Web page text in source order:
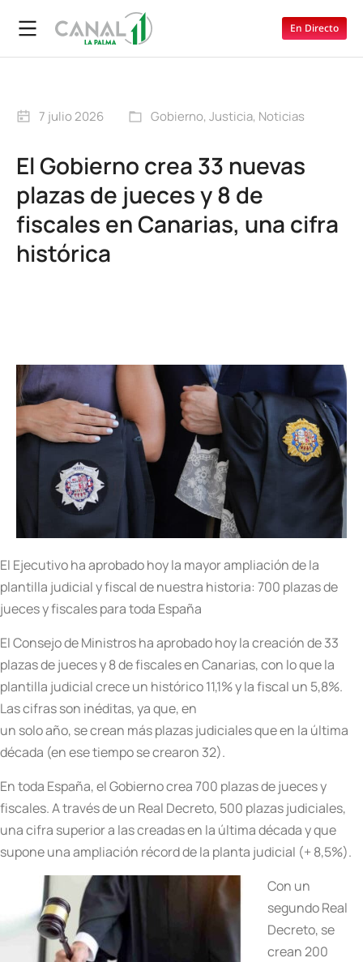
En Directo
7 julio 2026 Gobierno, Justicia, Noticias
El Gobierno crea 33 nuevas
plazas de jueces y 8 de
fiscales en Canarias, una cifra
histórica
El Ejecutivo ha aprobado hoy la mayor ampliación de la
plantilla judicial y fiscal de nuestra historia: 700 plazas de
jueces y fiscales para toda España
El Consejo de Ministros ha aprobado hoy la creación de 33
plazas de jueces y 8 de fiscales en Canarias, con lo que la
plantilla judicial crece un histórico 11,1% y la fiscal un 5,8%.
Las cifras son inéditas, ya que, en
un solo año, se crean más plazas judiciales que en la última
década (en ese tiempo se crearon 32).
En toda España, el Gobierno crea 700 plazas de jueces y
fiscales. A través de un Real Decreto, 500 plazas judiciales,
una cifra superior a las creadas en la última década y que
supone una ampliación récord de la planta judicial (+ 8,5%).
Con un
segundo Real
Decreto, se
crean 200